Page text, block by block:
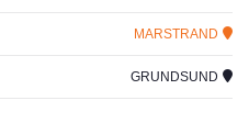
MARSTRAND
GRUNDSUND